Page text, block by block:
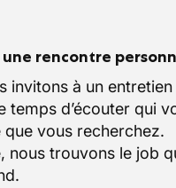
une rencontre
invitons à un
temps d’écouter qui
que vous recherchez.
nous trouvons le job